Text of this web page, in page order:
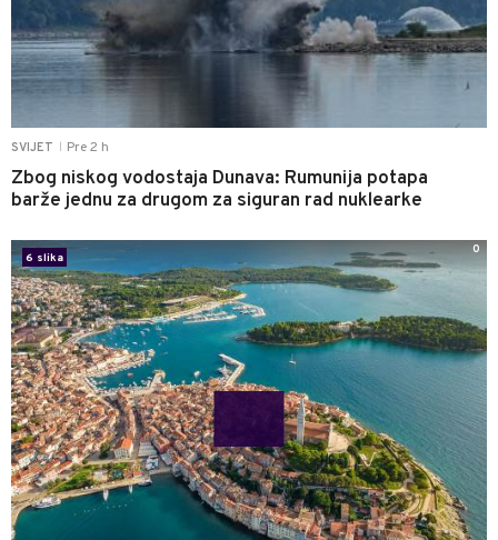
SVIJET Pre 2 h
Zbog niskog vodostaja Dunava: Rumunija potapa
barže jednu za drugom za siguran rad nuklearke
6 slika
0